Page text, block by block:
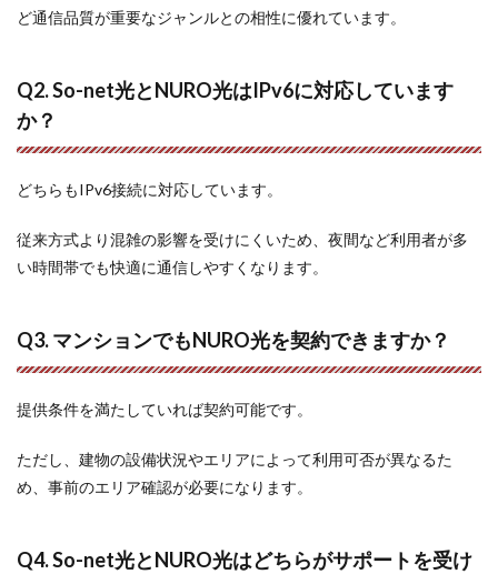
ど通信品質が重要なジャンルとの相性に優れています。
Q2. So-net光とNURO光はIPv6に対応しています
か？
どちらもIPv6接続に対応しています。
従来方式より混雑の影響を受けにくいため、夜間など利用者が多
い時間帯でも快適に通信しやすくなります。
Q3. マンションでもNURO光を契約できますか？
提供条件を満たしていれば契約可能です。
ただし、建物の設備状況やエリアによって利用可否が異なるた
め、事前のエリア確認が必要になります。
Q4. So-net光とNURO光はどちらがサポートを受け